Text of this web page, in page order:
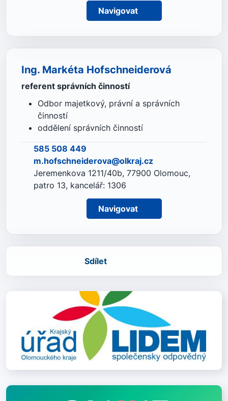
Navigovat
Ing. Markéta Hofschneiderová
referent správních činností
Odbor majetkový, právní a správních
činností
oddělení správních činností
585 508 449
m.hofschneiderova@olkraj.cz
Jeremenkova 1211/40b, 77900 Olomouc,
patro 13, kancelář: 1306
Navigovat
Sdílet